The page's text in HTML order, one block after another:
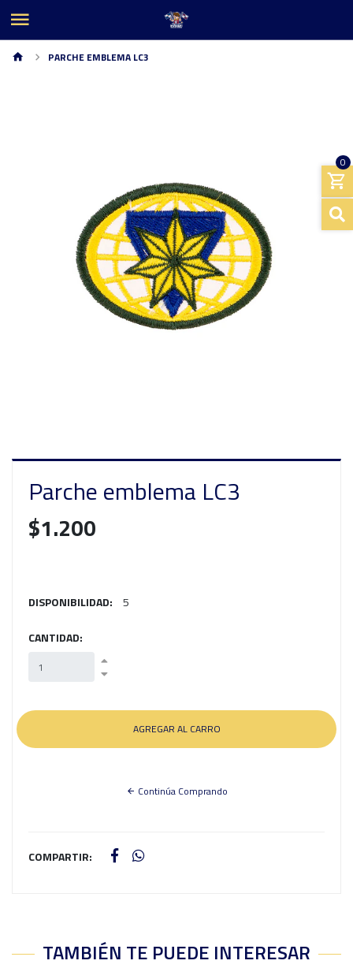
0
PARCHE EMBLEMA LC3
Parche emblema LC3
$1.200
DISPONIBILIDAD: 5
CANTIDAD:
Continúa Comprando
COMPARTIR:
TAMBIÉN TE PUEDE INTERESAR